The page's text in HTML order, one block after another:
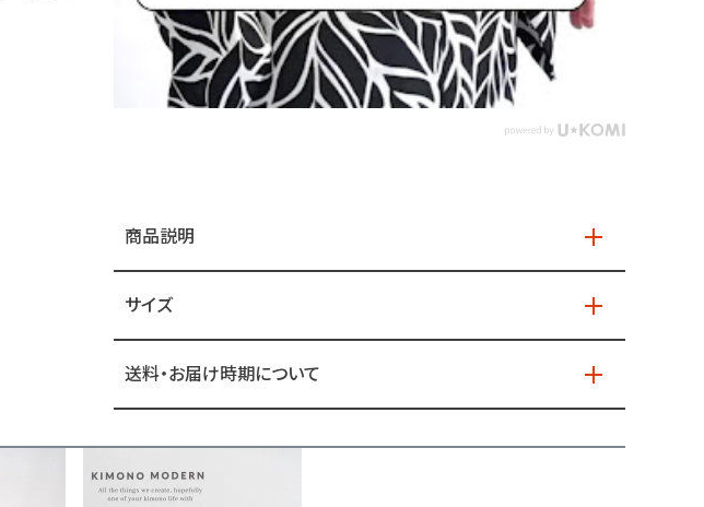
商品説明
サイズ
送料・お届け時期について